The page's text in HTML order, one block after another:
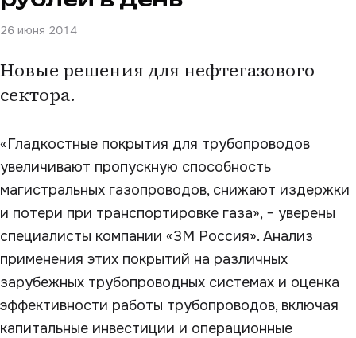
26 июня 2014
Новые решения для нефтегазового
сектора.
«Гладкостные покрытия для трубопроводов
увеличивают пропускную способность
магистральных газопроводов, снижают издержки
и потери при транспортировке газа», − уверены
специалисты компании «3М Россия». Анализ
применения этих покрытий на различных
зарубежных трубопроводных системах и оценка
эффективности работы трубопроводов, включая
капитальные инвестиции и операционные